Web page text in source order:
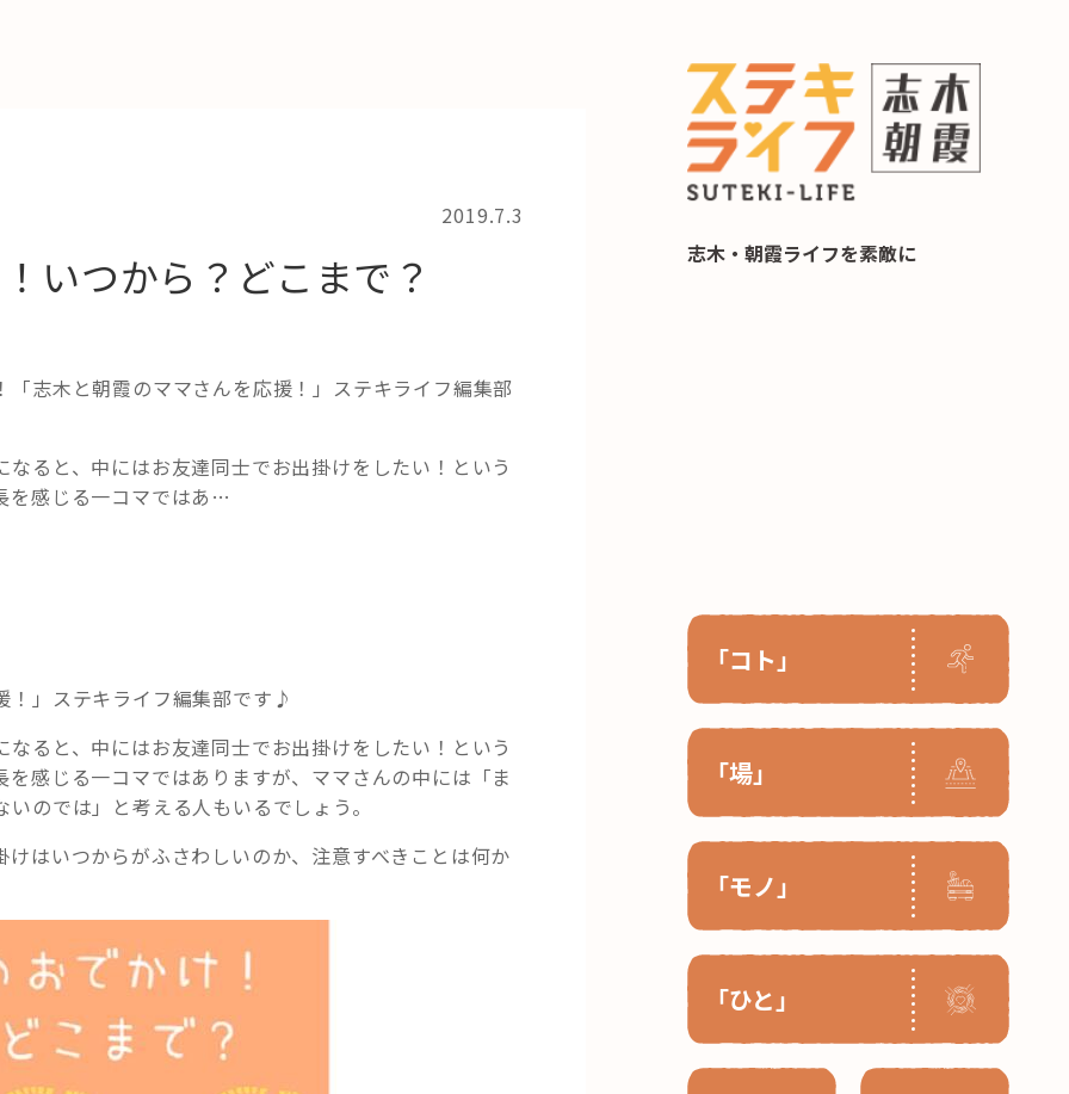
志木・朝霞ライフを素敵に
「コト」
「場」
「モノ」
「ひと」
これからの暮らし 住み替え相談
2019.7.3
いつから？どこまで？
志木と朝霞のママさんを応援！」ステキライフ編集部
ると、中にはお友達同士でお出掛けをしたい！という
を感じる一コマではあ…
！」ステキライフ編集部です♪
ると、中にはお友達同士でお出掛けをしたい！という
感じる一コマではありますが、ママさんの中には「ま
のでは」と考える人もいるでしょう。
はいつからがふさわしいのか、注意すべきことは何か